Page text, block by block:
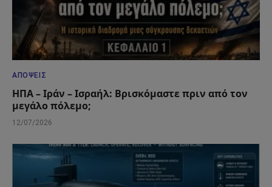
ΑΠΌΨΕΙΣ
ΗΠΑ – Ιράν – Ισραήλ: Βρισκόμαστε πριν από τον
μεγάλο πόλεμο;
12/07/2026